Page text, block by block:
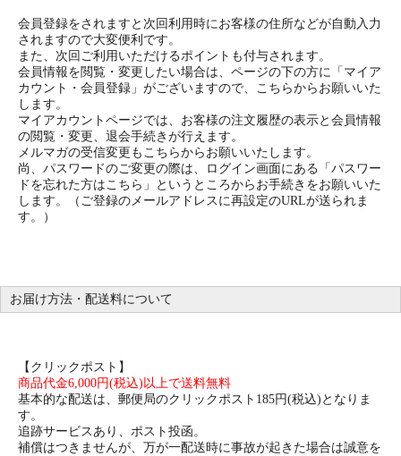
会員登録をされますと次回利用時にお客様の住所などが自動入力
されますので大変便利です。
また、次回ご利用いただけるポイントも付与されます。
会員情報を閲覧・変更したい場合は、ページの下の方に「マイア
カウント・会員登録」がございますので、こちらからお願いいた
します。
マイアカウントページでは、お客様の注文履歴の表示と会員情報
の閲覧・変更、退会手続きが行えます。
メルマガの受信変更もこちらからお願いいたします。
尚、パスワードのご変更の際は、ログイン画面にある「パスワー
ドを忘れた方はこちら」というところからお手続きをお願いいた
します。（ご登録のメールアドレスに再設定のURLが送られま
す。）
お届け方法・配送料について
【クリックポスト】
商品代金6,000円(税込)以上で送料無料
基本的な配送は、郵便局のクリックポスト185円(税込)となりま
す。
追跡サービスあり、ポスト投函。
補償はつきませんが、万が一配送時に事故が起きた場合は誠意を